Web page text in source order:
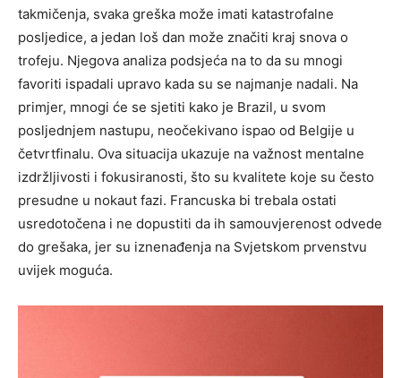
takmičenja, svaka greška može imati katastrofalne
posljedice, a jedan loš dan može značiti kraj snova o
trofeju. Njegova analiza podsjeća na to da su mnogi
favoriti ispadali upravo kada su se najmanje nadali. Na
primjer, mnogi će se sjetiti kako je Brazil, u svom
posljednjem nastupu, neočekivano ispao od Belgije u
četvrtfinalu. Ova situacija ukazuje na važnost mentalne
izdržljivosti i fokusiranosti, što su kvalitete koje su često
presudne u nokaut fazi. Francuska bi trebala ostati
usredotočena i ne dopustiti da ih samouvjerenost odvede
do grešaka, jer su iznenađenja na Svjetskom prvenstvu
uvijek moguća.